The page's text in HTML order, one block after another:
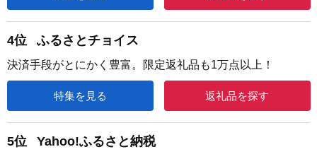
4位 ふるさとチョイス
決済手段がとにかく豊富。限定返礼品も1万点以上！
特集を見る 返礼品を探す
5位 Yahoo!ふるさと納税